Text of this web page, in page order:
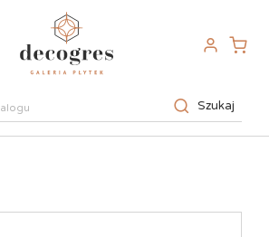
Szukaj